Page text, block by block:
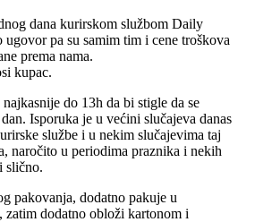
dana kurirskom službom Daily
ugovor pa su samim tim i cene troškova
prema nama.
kupac.
do 13h da bi stigle da se
Isporuka je u većini slučajeva danas
službe i u nekim slučajevima taj
naročito u periodima praznika i nekih
slično.
pakovanja, dodatno pakuje u
zatim dodatno obloži kartonom i